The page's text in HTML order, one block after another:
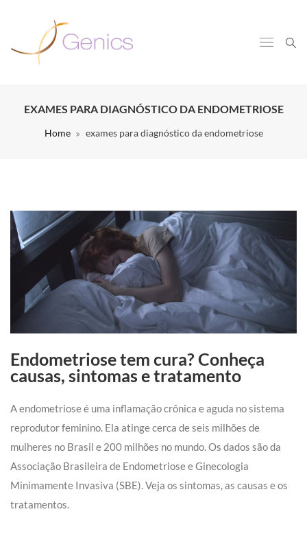
EXAMES PARA DIAGNÓSTICO DA ENDOMETRIOSE
Home exames para diagnóstico da endometriose
Endometriose tem cura? Conheça
causas, sintomas e tratamento
A endometriose é uma inflamação crônica e aguda no sistema
reprodutor feminino. Ela atinge cerca de seis milhões de
mulheres no Brasil e 200 milhões no mundo. Os dados são da
Associação Brasileira de Endometriose e Ginecologia
Minimamente Invasiva (SBE). Veja os sintomas, as causas e os
tratamentos.